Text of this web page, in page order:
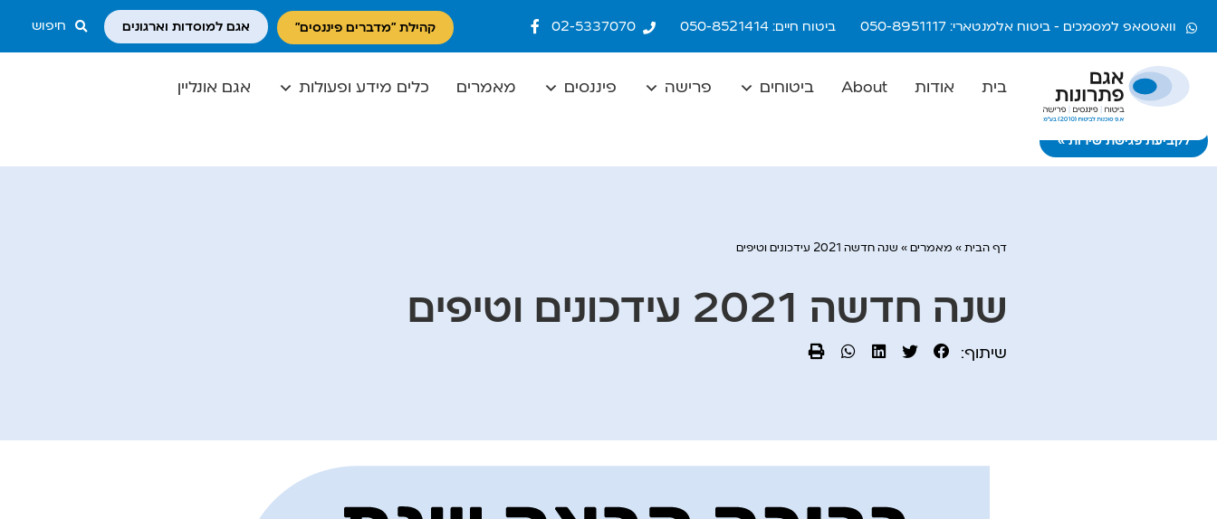
וואטסאפ למסמכים - ביטוח אלמנטארי: 050-8951117 ביטוח חיים: 050-8521414 02-5337070 קהילת "מדברים פיננסים" אגם למוסדות וארגונים חיפוש
בית אודות About ביטוחים פרישה פיננסים מאמרים כלים מידע ופעולות אגם אונליין
לקביעת פגישת שירות >>>
דף הבית » מאמרים » שנה חדשה 2021 עידכונים וטיפים
שנה חדשה 2021 עידכונים וטיפים
שיתוף: